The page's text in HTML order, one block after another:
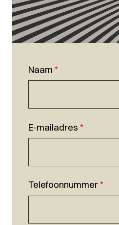
Naam *
E-mailadres *
Telefoonnummer*